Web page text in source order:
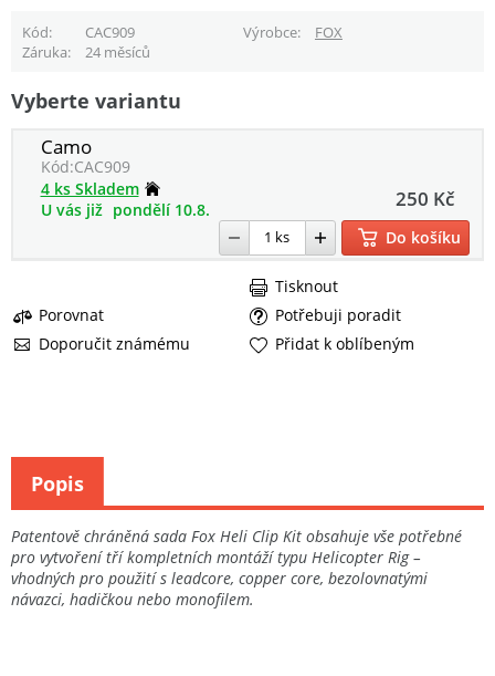
Kód CAC909 Výrobce
FOX
Záruka
24 měsíců
Vyberte variantu
Camo
Kód:CAC909
250 Kč
4 ks Skladem
U vás již pondělí 10.8.
Do košíku
Porovnat
Potřebuji poradit
Doporučit známému
Tisknout
Přidat k oblíbeným
Patentově chráněná sada Fox Heli Clip Kit obsahuje vše potřebné
pro vytvoření tří kompletních montáží typu Helicopter Rig –
vhodných pro použití s leadcore, copper core, bezolovnatými
návazci, hadičkou nebo monofilem.
Popis